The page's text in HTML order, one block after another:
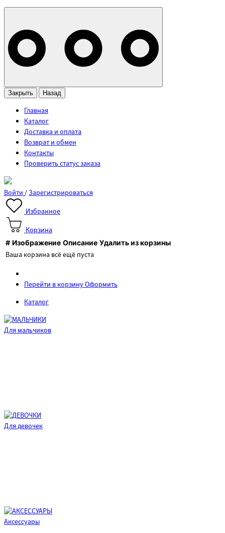
Закрыть Назад
Главная
Каталог
Доставка и оплата
Возврат и обмен
Контакты
Проверить статус заказа
Войти/Зарегистрироваться
Избранное
Корзина
# Изображение Описание Удалить из корзины
Ваша корзина всё ещё пуста
Перейти в корзинуОформить
Каталог
Для мальчиков
Для девочек
Аксессуары